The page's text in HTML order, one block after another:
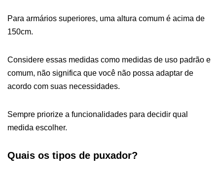
Para armários superiores, uma altura comum é acima de
150cm.
Considere essas medidas como medidas de uso padrão e
comum, não significa que você não possa adaptar de
acordo com suas necessidades.
Sempre priorize a funcionalidades para decidir qual
medida escolher.
Quais os tipos de puxador?